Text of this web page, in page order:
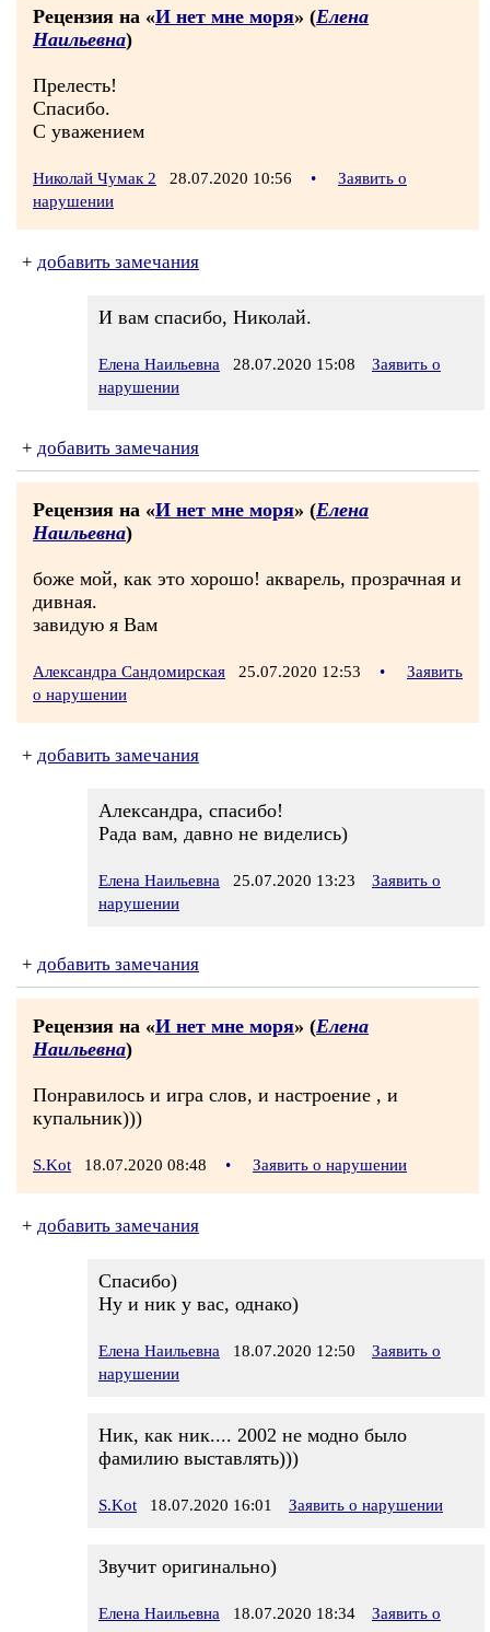
Рецензия на «И нет мне моря» (Елена
Наильевна)
Прелесть!
Спасибо.
С уважением
Николай Чумак 2 28.07.2020 10:56 •
Заявить о
нарушении
+ добавить замечания
И вам спасибо, Николай.
Елена Наильевна 28.07.2020 15:08
Заявить о
нарушении
+ добавить замечания
Рецензия на «И нет мне моря» (Елена
Наильевна)
боже мой, как это хорошо! акварель, прозрачная и
дивная.
завидую я Вам
Александра Сандомирская 25.07.2020 12:53 •
Заявить
о нарушении
+ добавить замечания
Александра, спасибо!
Рада вам, давно не виделись)
Елена Наильевна 25.07.2020 13:23
Заявить о
нарушении
+ добавить замечания
Рецензия на «И нет мне моря» (Елена
Наильевна)
Понравилось и игра слов, и настроение , и
купальник)))
S.Kot 18.07.2020 08:48 • Заявить о нарушении
+ добавить замечания
Спасибо)
Ну и ник у вас, однако)
Елена Наильевна 18.07.2020 12:50
Заявить о
нарушении
Ник, как ник.... 2002 не модно было
фамилию выставлять)))
S.Kot 18.07.2020 16:01 Заявить о нарушении
Звучит оригинально)
Елена Наильевна 18.07.2020 18:34
Заявить о